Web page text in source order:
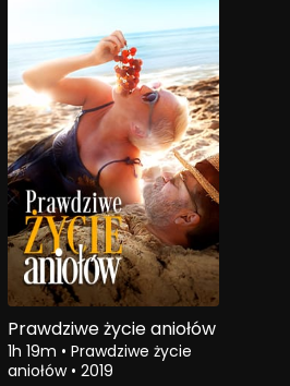
Prawdziwe życie aniołów
1h 19m • Prawdziwe życie
aniołów • 2019